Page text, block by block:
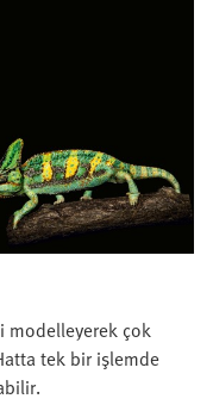
modelleyerek çok
tek bir işlemde